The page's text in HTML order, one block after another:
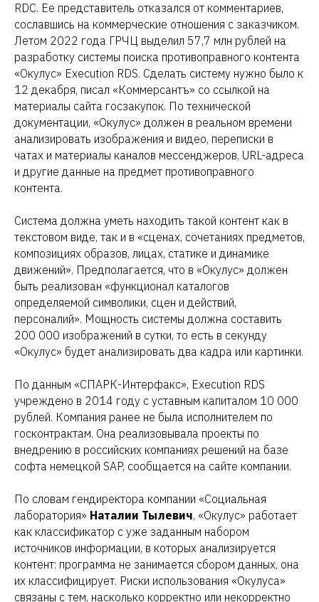
RDC. Ее представитель отказался от комментариев,
сославшись на коммерческие отношения с заказчиком.
Летом 2022 года ГРЧЦ выделил 57,7 млн рублей на
разработку системы поиска противоправного контента
«Окулус» Execution RDS. Сделать систему нужно было к
12 декабря, писал «Коммерсантъ» со ссылкой на
материалы сайта госзакупок. По технической
документации, «Окулус» должен в реальном времени
анализировать изображения и видео, переписки в
чатах и материалы каналов мессенджеров, URL-адреса
и другие данные на предмет противоправного
контента.
Система должна уметь находить такой контент как в
текстовом виде, так и в «сценах, сочетаниях предметов,
композициях образов, лицах, статике и динамике
движений». Предполагается, что в «Окулус» должен
быть реализован «функционал каталогов
определяемой символики, сцен и действий,
персоналий». Мощность системы должна составить
200 000 изображений в сутки, то есть в секунду
«Окулус» будет анализировать два кадра или картинки.
По данным «СПАРК-Интерфакс», Execution RDS
учреждено в 2014 году с уставным капиталом 10 000
рублей. Компания ранее не была исполнителем по
госконтрактам. Она реализовывала проекты по
внедрению в российских компаниях решений на базе
софта немецкой SAP, сообщается на сайте компании.
По словам гендиректора компании «Социальная
лаборатория» Наталии Тылевич, «Окулус» работает
как классификатор с уже заданным набором
источников информации, в которых анализируется
контент: программа не занимается сбором данных, она
их классифицирует. Риски использования «Окулуса»
связаны с тем, насколько корректно или некорректно